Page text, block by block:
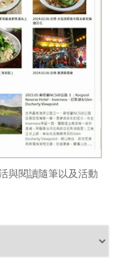
與閱讀隨筆以及活動